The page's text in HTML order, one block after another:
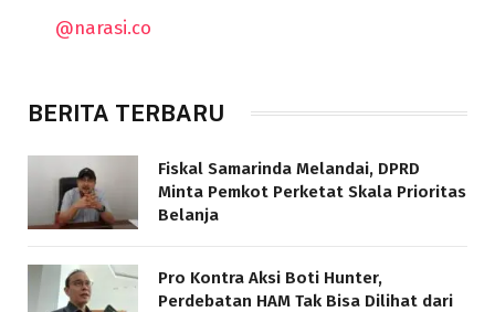
@narasi.co
BERITA TERBARU
Fiskal Samarinda Melandai, DPRD
Minta Pemkot Perketat Skala Prioritas
Belanja
Pro Kontra Aksi Boti Hunter,
Perdebatan HAM Tak Bisa Dilihat dari